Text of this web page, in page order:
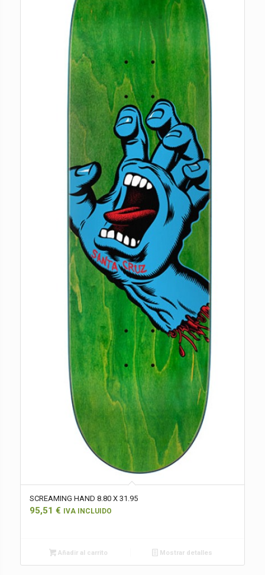
SCREAMING HAND 8.80 X 31.95
95,51 € IVA INCLUIDO
Añadir al carrito Mostrar detalles